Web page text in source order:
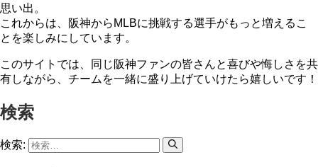
思い出。
これからは、阪神からMLBに挑戦する選手がもっと増えるこ
とを楽しみにしています。
このサイトでは、同じ阪神ファンの皆さんと喜びや悔しさを共
有しながら、チームを一緒に盛り上げていけたら嬉しいです！
検索
検索: